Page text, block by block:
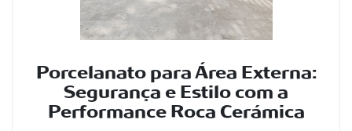
Porcelanato para Área Externa:
Segurança e Estilo com a
Performance Roca Cerámica